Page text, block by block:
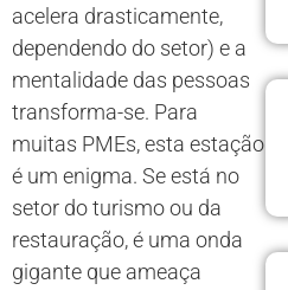
acelera drasticamente,
dependendo do setor) e a
mentalidade das pessoas
transforma-se. Para
muitas PMEs, esta estação
é um enigma. Se está no
setor do turismo ou da
restauração, é uma onda
gigante que ameaça